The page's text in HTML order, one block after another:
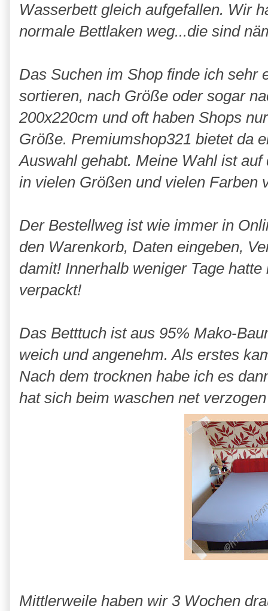
Wasserbett gleich aufgefallen. Wir
normale Bettlaken weg...die sind
Das Suchen im Shop finde ich sehr
sortieren, nach Größe oder sogar
200x220cm und oft haben Shops
Größe. Premiumshop321 bietet da
Auswahl gehabt. Meine Wahl ist
in vielen Größen und vielen Farben
Der Bestellweg ist wie immer in
den Warenkorb, Daten eingeben,
damit! Innerhalb weniger Tage
verpackt!
Das Betttuch ist aus 95% Mako-
weich und angenehm. Als erstes
Nach dem trocknen habe ich es
hat sich beim waschen net
Mittlerweile haben wir 3 Wochen